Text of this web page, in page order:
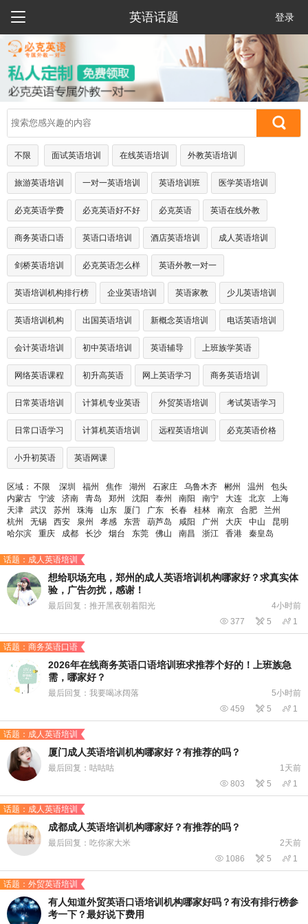
 英语话题 登录
不限 面试英语培训 在线英语培训 外教英语培训
旅游英语培训 一对一英语培训 英语培训班 医学英语培训
必克英语学费 必克英语好不好 必克英语 英语在线外教
商务英语口语 英语口语培训 酒店英语培训 成人英语培训
剑桥英语培训 必克英语怎么样 英语外教一对一
英语培训机构排行榜 企业英语培训 英语家教 少儿英语培训
英语培训机构 出国英语培训 新概念英语培训 电话英语培训
会计英语培训 初中英语培训 英语辅导 上班族学英语
网络英语课程 初升高英语 网上英语学习 商务英语培训
日常英语培训 计算机专业英语 外贸英语培训 考试英语学习
日常口语学习 计算机英语培训 远程英语培训 必克英语价格
小升初英语 英语网课
区域： 不限 深圳 福州 焦作 湖州 石家庄 乌鲁木齐 郴州 温州
包头
内蒙古
宁波 济南 青岛 郑州 沈阳 泰州 南阳 南宁 大连 北京
上海
天津
武汉 苏州 珠海 山东 厦门 广东 长春 桂林 南京 合肥
兰州
杭州
无锡 西安 泉州 孝感 东营 葫芦岛 咸阳 广州 大庆 中山
昆明
哈尔滨
重庆 成都 长沙 烟台 东莞 佛山 南昌 浙江 香港 秦皇岛
话题：成人英语培训
想给职场充电，郑州的成人英语培训机构哪家好？求真实体
验，广告勿扰，感谢！
最后回复：推开黑夜朝着阳光 4小时前
 377  5  1
话题：商务英语口语
2026年在线商务英语口语培训班求推荐个好的！上班族急
需，哪家好？
最后回复：我要喝冰阔落 5小时前
 459  5  1
话题：成人英语培训
厦门成人英语培训机构哪家好？有推荐的吗？
最后回复：咕咕咕 1天前
 803  5  1
话题：成人英语培训
成都成人英语培训机构哪家好？有推荐的吗？
最后回复：吃你家大米 2天前
 1086  5  1
话题：外贸英语培训
有人知道外贸英语口语培训机构哪家好吗？有没有排行榜参
考一下？最好说下费用